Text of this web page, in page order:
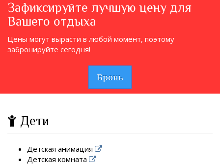
Зафиксируйте лучшую цену для
Вашего отдыха
Цены могут вырасти в любой момент, поэтому
забронируйте сегодня!
Бронь
Дети
Детская анимация
Детская комната